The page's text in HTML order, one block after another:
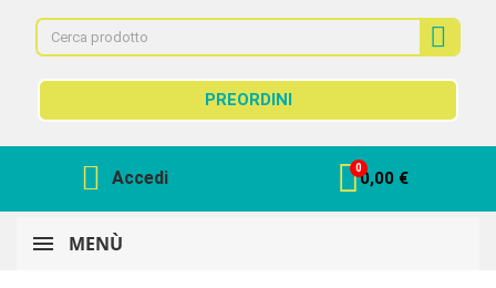
PREORDINI
Accedi 0,00 €
MENÙ